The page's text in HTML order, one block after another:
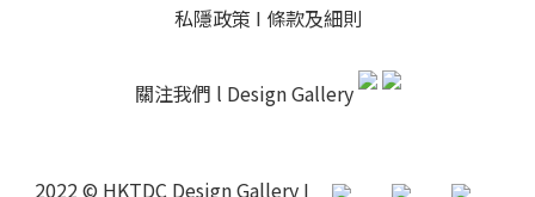
私隱政策 I 條款及細則
關注我們 l Design Gallery
2022 © HKTDC Design Gallery I